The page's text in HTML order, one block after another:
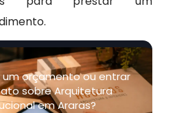
orçamento ou entrar
sobre Arquitetura
em Araras?